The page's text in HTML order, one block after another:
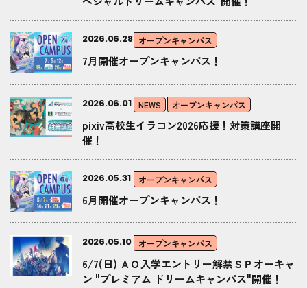
2026.06.28 オープンキャンパス
7月開催オープンキャンパス！
2026.06.01 NEWS オープンキャンパス
pixiv高校生イラコン2026応援！対策講座開
催！
2026.05.31 オープンキャンパス
6月開催オープンキャンパス！
2026.05.10 オープンキャンパス
6/7(日) ＡＯ入学エントリー解禁ＳＰオーキャ
ン "プレミアム ドリームキャンパス"開催！